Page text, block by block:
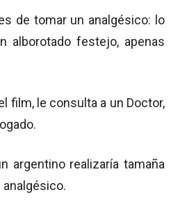
de tomar un analgésico: lo
alborotado festejo, apenas
film, le consulta a un Doctor,
argentino realizaría tamaña